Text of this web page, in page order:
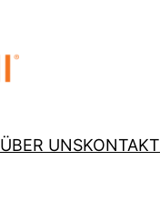
ÜBER UNSKONTAKT